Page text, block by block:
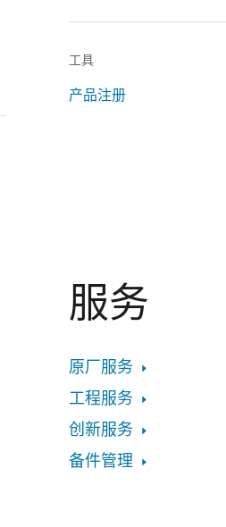
工具
产品注册
服务
原厂服务
工程服务
创新服务
备件管理